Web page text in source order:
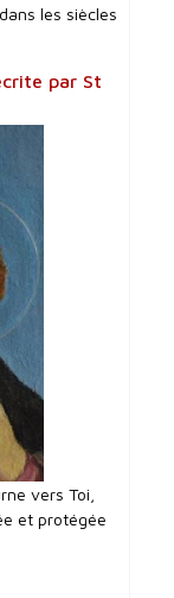
les siècles
par St
vers Toi,
et protégée